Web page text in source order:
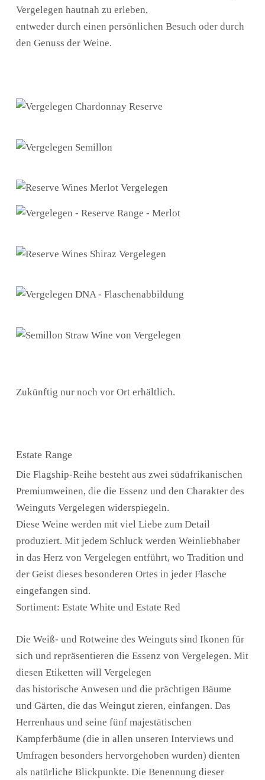
Vergelegen hautnah zu erleben,
entweder durch einen persönlichen Besuch oder durch
den Genuss der Weine.
Zukünftig nur noch vor Ort erhältlich.
Estate Range
Die Flagship-Reihe besteht aus zwei südafrikanischen
Premiumweinen, die die Essenz und den Charakter des
Weinguts Vergelegen widerspiegeln.
Diese Weine werden mit viel Liebe zum Detail
produziert. Mit jedem Schluck werden Weinliebhaber
in das Herz von Vergelegen entführt, wo Tradition und
der Geist dieses besonderen Ortes in jeder Flasche
eingefangen sind.
Sortiment: Estate White und Estate Red
Die Weiß- und Rotweine des Weinguts sind Ikonen für
sich und repräsentieren die Essenz von Vergelegen. Mit
diesen Etiketten will Vergelegen
das historische Anwesen und die prächtigen Bäume
und Gärten, die das Weingut zieren, einfangen. Das
Herrenhaus und seine fünf majestätischen
Kampferbäume (die in allen unseren Interviews und
Umfragen besonders hervorgehoben wurden) dienten
als natürliche Blickpunkte. Die Benennung dieser